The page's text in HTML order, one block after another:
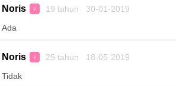
Noris ♀ 19 tahun 30-01-2019
Ada
Noris ♀ 25 tahun 18-05-2019
Tidak